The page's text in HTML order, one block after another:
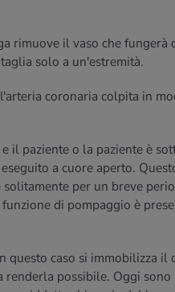
il vaso che fungerà
solo a un'estremità.
coronaria colpita in
il paziente o la paziente è
a cuore aperto.
per un breve
di pompaggio è
questo caso si immobilizza il
possibile. Oggi